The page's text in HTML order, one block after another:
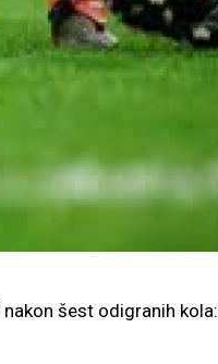
šest odigranih kola: